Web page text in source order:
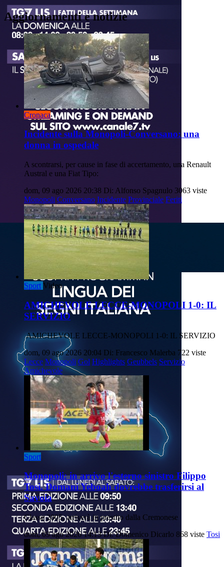
Aggiornamenti e notizie
Cronaca
Incidente sulla Monopoli-Conversano: una
donna in ospedale
A scontrarsi, per cause in fase di accertamento, una Renault
Austral e una Fiat Tipo:
dom, 09 ago 2026 20:38 Di: Alfonso Spagnulo 3063 viste
Monopoli Conversano Incidente Provinciale Feriti
Sport Video
AMICHEVOLE LECCE-MONOPOLI 1-0: IL
SERVIZIO
AMICHEVOLE LECCE-MONOPOLI 1-0: IL SERVIZIO
dom, 09 ago 2026 20:04 Di: Francesco Malerba 722 viste
Lecce Monopoli Gol Highlights Geubbels Servizio
Amichevole
Sport
Monopoli: in arrivo l'esterno sinistro Filippo
Tosi. Domani Yeboah dovrebbe trasferirsi al
Savoia
Classe 2005, arriverà in prestito dalla Cremonese
dom, 09 ago 2026 14:13 Di: Domenico Dicarlo 868 viste Tosi